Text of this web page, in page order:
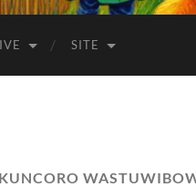
SITE
KUNCORO